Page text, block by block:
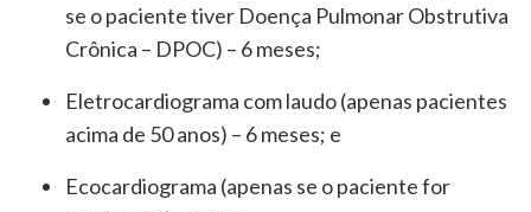
se o paciente tiver Doença Pulmonar Obstrutiva
Crônica – DPOC) – 6 meses;
Eletrocardiograma com laudo (apenas pacientes
acima de 50 anos) – 6 meses; e
Ecocardiograma (apenas se o paciente for